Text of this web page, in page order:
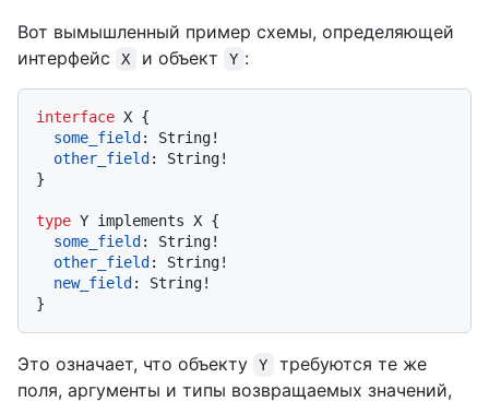
Вот вымышленный пример схемы, определяющей
интерфейс
X и объект Y :
interface X {
some_field : String!
other_field : String!
}
type Y implements X {
some_field : String!
other_field : String!
new_field : String!
}
Это означает, что объекту Y
требуются те же
поля, аргументы и типы возвращаемых значений,